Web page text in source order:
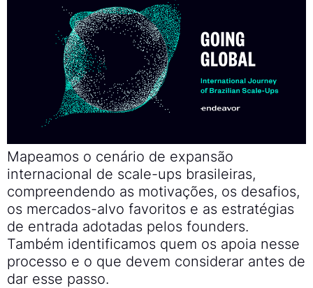
Mapeamos o cenário de expansão
internacional de scale-ups brasileiras,
compreendendo as motivações, os desafios,
os mercados-alvo favoritos e as estratégias
de entrada adotadas pelos founders.
Também identificamos quem os apoia nesse
processo e o que devem considerar antes de
dar esse passo.